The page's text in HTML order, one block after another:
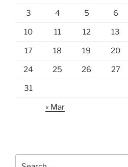
3 4 5 6
10 11 12 13
17 18 19 20
24 25 26 27
31
« Mar